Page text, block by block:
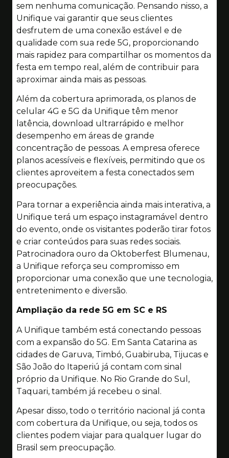
sem nenhuma comunicação. Pensando nisso, a
Unifique vai garantir que seus clientes
desfrutem de uma conexão estável e de
qualidade com sua rede 5G, proporcionando
mais rapidez para compartilhar os momentos da
festa em tempo real, além de contribuir para
aproximar ainda mais as pessoas.
Além da cobertura aprimorada, os planos de
celular 4G e 5G da Unifique têm menor
latência, download ultrarrápido e melhor
desempenho em áreas de grande
concentração de pessoas. A empresa oferece
planos acessíveis e flexíveis, permitindo que os
clientes aproveitem a festa conectados sem
preocupações.
Para tornar a experiência ainda mais interativa, a
Unifique terá um espaço instagramável dentro
do evento, onde os visitantes poderão tirar fotos
e criar conteúdos para suas redes sociais.
Patrocinadora ouro da Oktoberfest Blumenau,
a Unifique reforça seu compromisso em
proporcionar uma conexão que une tecnologia,
entretenimento e diversão.
Ampliação da rede 5G em SC e RS
A Unifique também está conectando pessoas
com a expansão do 5G. Em Santa Catarina as
cidades de Garuva, Timbó, Guabiruba, Tijucas e
São João do Itaperiú já contam com sinal
próprio da Unifique. No Rio Grande do Sul,
Taquari, também já recebeu o sinal.
Apesar disso, todo o território nacional já conta
com cobertura da Unifique, ou seja, todos os
clientes podem viajar para qualquer lugar do
Brasil sem preocupação.